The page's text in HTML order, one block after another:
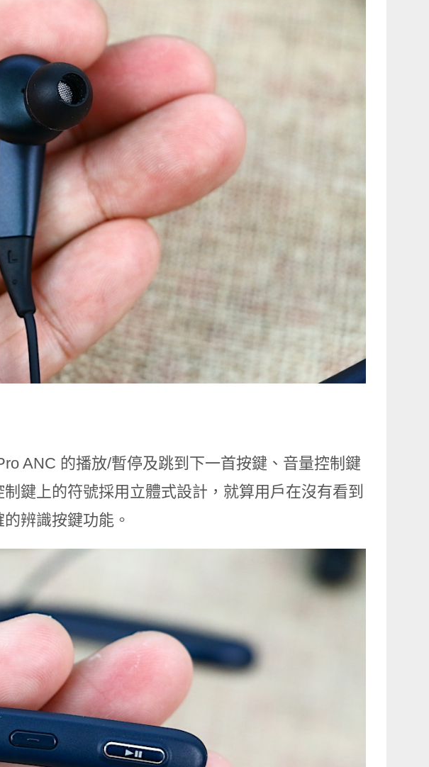
ANC 的播放/暫停及跳到下一首按鍵、音量控制鍵
鍵上的符號採用立體式設計，就算用戶在沒有看到
辨識按鍵功能。